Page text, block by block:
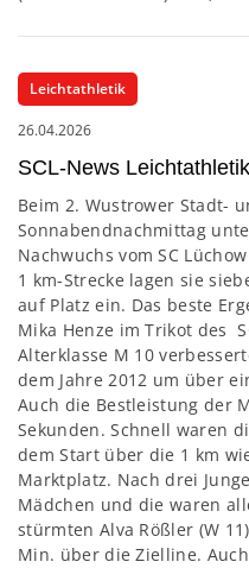
Leichtathletik
26.04.2026
SCL-News Leichtathletik
Beim 2. Wustrower Stadt-
Sonnabendnachmittag
Nachwuchs vom SC
1 km-Strecke lagen sie
auf Platz ein. Das beste
Mika Henze im Trikot des
Alterklasse M 10
dem Jahre 2012 um über
Auch die Bestleistung der
Sekunden. Schnell waren
dem Start über die 1 km
Marktplatz. Nach drei
Mädchen und die waren
stürmten Alva Rößler (W
Min. über die Zielline.